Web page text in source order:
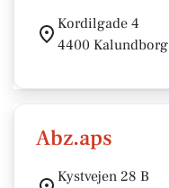
Kordilgade 4
4400 Kalundborg
Abz.aps
Kystvejen 28 B